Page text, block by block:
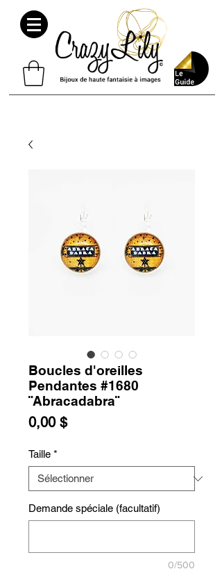
Boucles d'oreilles
Pendantes #1680
¨Abracadabra¨
0,00 $Prix
Taille *
Demande spéciale (facultatif)
0/500